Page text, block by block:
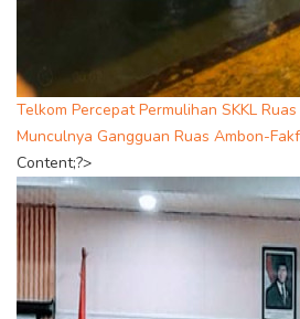
Telkom Percepat Permulihan SKKL
Munculnya Gangguan Ruas Ambon-
Content;?>